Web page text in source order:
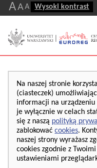
AA A Wysoki kontrast
Na naszej stronie
(ciasteczek)
informacji na urządzeniu
je wyłącznie w celach
się z naszą polityką
zablokować cookies.
naszej strony wyrażasz
cookies zgodnie z
ustawieniami